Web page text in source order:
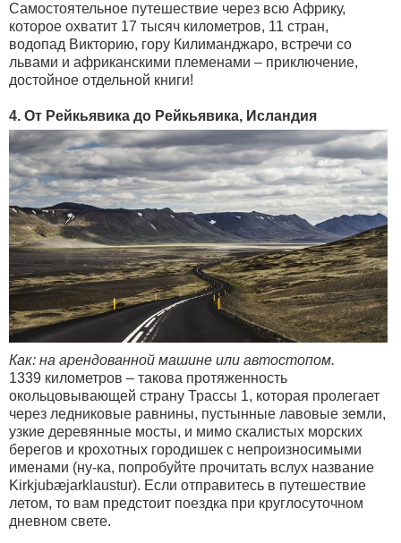
Самостоятельное путешествие через всю Африку,
которое охватит 17 тысяч километров, 11 стран,
водопад Викторию, гору Килиманджаро, встречи со
львами и африканскими племенами – приключение,
достойное отдельной книги!
4. От Рейкьявика до Рейкьявика, Исландия
Как: на арендованной машине или автостопом.
1339 километров – такова протяженность
окольцовывающей страну Трассы 1, которая пролегает
через ледниковые равнины, пустынные лавовые земли,
узкие деревянные мосты, и мимо скалистых морских
берегов и крохотных городишек с непроизносимыми
именами (ну-ка, попробуйте прочитать вслух название
Kirkjubæjarklaustur). Если отправитесь в путешествие
летом, то вам предстоит поездка при круглосуточном
дневном свете.